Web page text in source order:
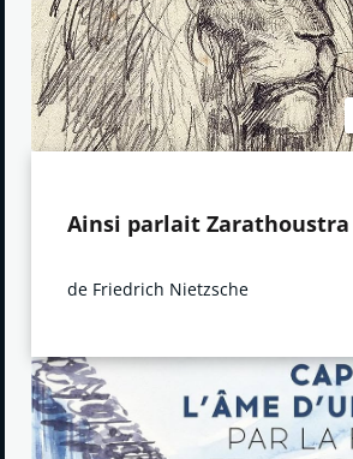
Ainsi parlait Zarathoustra
de Friedrich Nietzsche